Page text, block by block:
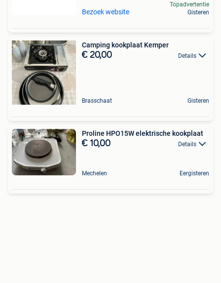
Bezoek website
Topadvertentie
Gisteren
Camping kookplaat Kemper
€ 20,00 Details
Brasschaat Gisteren
Proline HPO15W elektrische kookplaat
€ 10,00 Details
Mechelen Eergisteren